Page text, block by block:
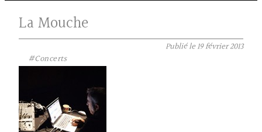
La Mouche
Publié le19 février 2013
#Concerts